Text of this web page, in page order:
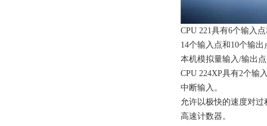
CPU 221具有6个输入
14个输入点和10个输
本机模拟量输入/输出
CPU 224XP具有2个输
中断输入。
允许以极快的速度对
高速计数器。